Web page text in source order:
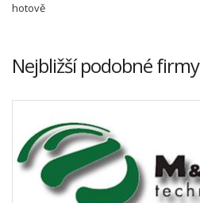
hotově
Nejbližší podobné firmy